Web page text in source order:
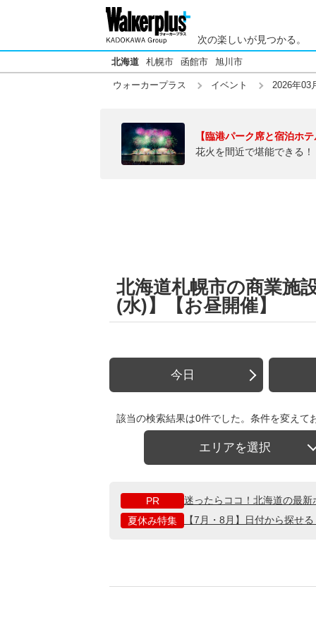
次の楽しいが見つかる。
北海道 札幌市 函館市 旭川市
ウォーカープラス イベント 2026年03
【臨港パーク席と宿泊ホ
花火を間近で堪能できる
北海道札幌市の商業施
(水)】【お昼開催】
今日
該当の検索結果は0件でした。条件を変えて
エリアを選択
PR
迷ったらココ！北海道の最
夏休み特集
【7月・8月】日付から探せ